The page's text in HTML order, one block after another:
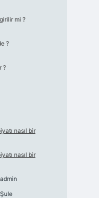
mi ?
?
?
nasıl bir
nasıl bir
admin
Şule